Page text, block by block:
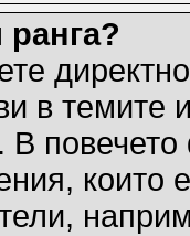
в темите
повечето
които